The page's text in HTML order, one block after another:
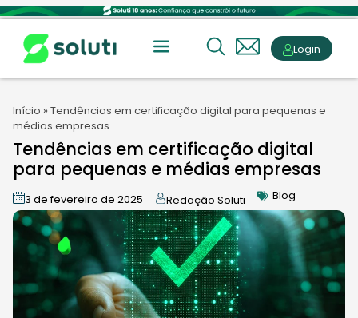
Login
Início » Tendências em certificação digital para pequenas e
médias empresas
Tendências em certificação digital
para pequenas e médias empresas
3 de fevereiro de 2025 Redação Soluti Blog